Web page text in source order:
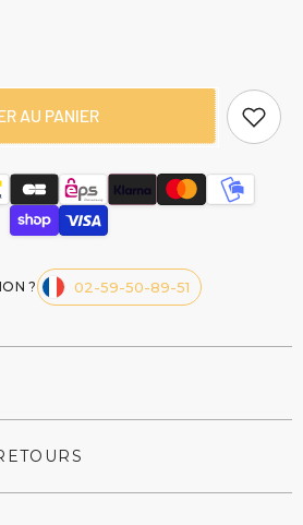
AU PANIER
? 02-59-50-89-51